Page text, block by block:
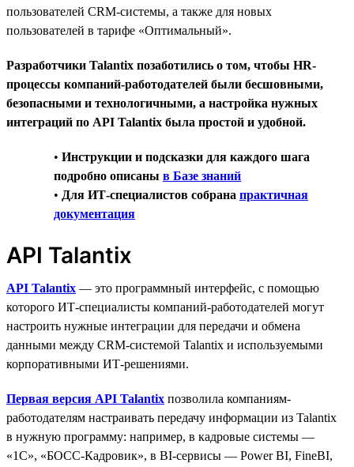
пользователей CRM-системы, а также для новых
пользователей в тарифе «Оптимальный».
Разработчики Talantix позаботились о том, чтобы HR-
процессы компаний-работодателей были бесшовными,
безопасными и технологичными, а настройка нужных
интеграций по API Talantix была простой и удобной.
• Инструкции и подсказки для каждого шага
подробно описаны в Базе знаний
• Для ИТ-специалистов собрана практичная
документация
API Talantix
API Talantix — это программный интерфейс, с помощью
которого ИТ-специалисты компаний-работодателей могут
настроить нужные интеграции для передачи и обмена
данными между CRM-системой Talantix и используемыми
корпоративными ИТ-решениями.
Первая версия API Talantix позволила компаниям-
работодателям настраивать передачу информации из Talantix
в нужную программу: например, в кадровые системы —
«1С», «БОСС-Кадровик», в BI-сервисы — Power BI, FineBI,